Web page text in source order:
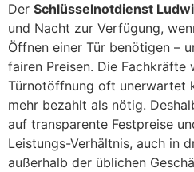
Der Schlüsselnotdienst
und Nacht zur Verfügung,
Öffnen einer Tür benötigen –
fairen Preisen. Die Fachkräfte
Türnotöffnung oft unerwartet
mehr bezahlt als nötig.
auf transparente Festpreise
Leistungs-Verhältnis, auch in
außerhalb der üblichen